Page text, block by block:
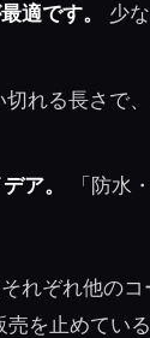
適です。
少
切れる長さで
ア。
「防水
れぞれ他の
を止めてい